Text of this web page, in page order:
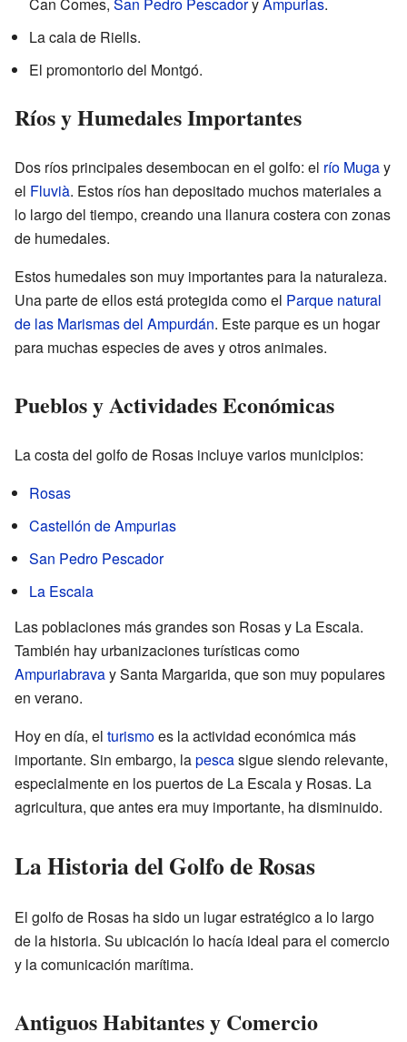
Can Comes, San Pedro PescadoryAmpurias.
La cala de Riells.
El promontorio del Montgó.
Ríos y Humedales Importantes
Dos ríos principales desembocan en el golfo: el río Mugay
el Fluvià. Estos ríos han depositado muchos materiales a
lo largo del tiempo, creando una llanura costera con zonas
de humedales.
Estos humedales son muy importantes para la naturaleza.
Una parte de ellos está protegida como el Parque natural
de las Marismas del Ampurdán. Este parque es un hogar
para muchas especies de aves y otros animales.
Pueblos y Actividades Económicas
La costa del golfo de Rosas incluye varios municipios:
Rosas
Castellón de Ampurias
San Pedro Pescador
La Escala
Las poblaciones más grandes son Rosas y La Escala.
También hay urbanizaciones turísticas como
Ampuriabravay Santa Margarida, que son muy populares
en verano.
Hoy en día, el turismoes la actividad económica más
importante. Sin embargo, lapescasigue siendo relevante,
especialmente en los puertos de La Escala y Rosas. La
agricultura, que antes era muy importante, ha disminuido.
La Historia del Golfo de Rosas
El golfo de Rosas ha sido un lugar estratégico a lo largo
de la historia. Su ubicación lo hacía ideal para el comercio
y la comunicación marítima.
Antiguos Habitantes y Comercio